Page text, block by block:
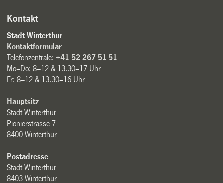
Kontakt
Stadt Winterthur
Kontaktformular
Telefonzentrale:+41 52 267 51 51
Mo–Do: 8–12 & 13.30–17 Uhr
Fr: 8–12 & 13.30–16 Uhr
Hauptsitz
Stadt Winterthur
Pionierstrasse 7
8400 Winterthur
Postadresse
Stadt Winterthur
8403 Winterthur